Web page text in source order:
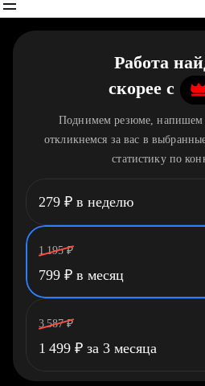
Работа
скорее c
Поднимем резюме, напишем
откликнемся за вас в
статистику по
279 ₽ в неделю
1 195 ₽
799 ₽ в месяц
3 587 ₽
1 499 ₽ за 3 месяца